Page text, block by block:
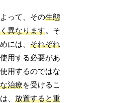
って、その生態
異なります。そ
には、それぞれ
用する必要があ
用するのではな
治療を受けるこ
、放置すると重